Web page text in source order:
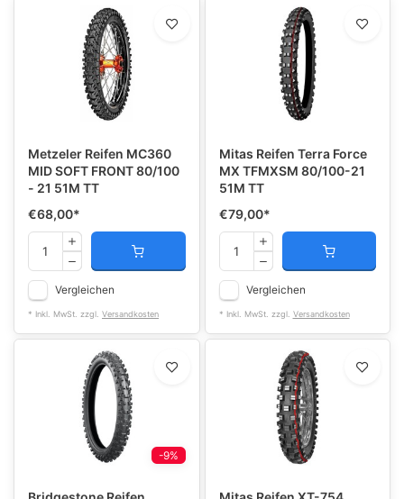
Metzeler Reifen MC360
MID SOFT FRONT 80/100
- 21 51M TT
€68,00*
Vergleichen
* Inkl. MwSt. zzgl. Versandkosten
Mitas Reifen Terra Force
MX TFMXSM 80/100-21
51M TT
€79,00*
Vergleichen
* Inkl. MwSt. zzgl. Versandkosten
-9%